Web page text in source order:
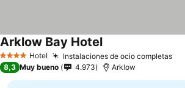
4 EstrellasHotel Instalaciones de ocio completas
Arklow Bay Hotel
8,3 Muy bueno 4.973 Arklow